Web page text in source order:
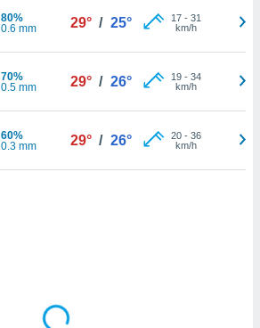
80%
0.6 mm
29° / 25° 17- 31
km/h
70%
0.5 mm
29° / 26° 19- 34
km/h
60%
0.3 mm
29° / 26° 20- 36
km/h